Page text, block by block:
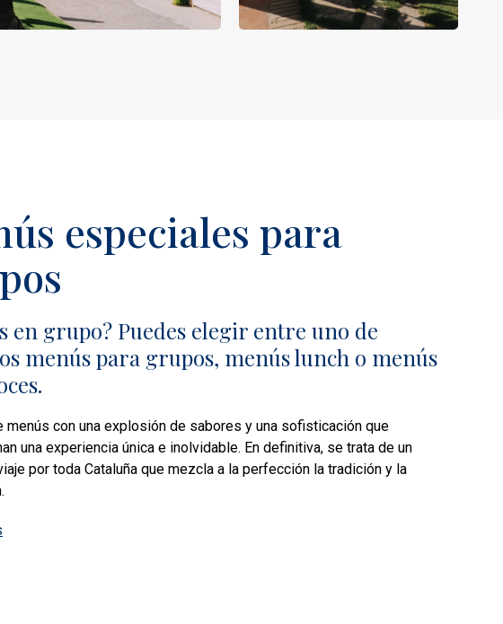
especiales para
en grupo? Puedes elegir entre uno de
menús para grupos, menús lunch o menús
menús con una explosión de sabores y una sofisticación que
una experiencia única e inolvidable. En definitiva, se trata de un
por toda Cataluña que mezcla a la perfección la tradición y la